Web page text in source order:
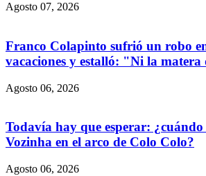
Agosto 07, 2026
Franco Colapinto sufrió un robo
vacaciones y estalló: "Ni la
Agosto 06, 2026
Todavía hay que esperar: ¿cuándo
Vozinha en el arco de Colo Colo?
Agosto 06, 2026